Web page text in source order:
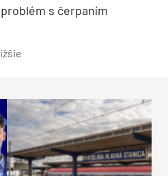
s čerpaním